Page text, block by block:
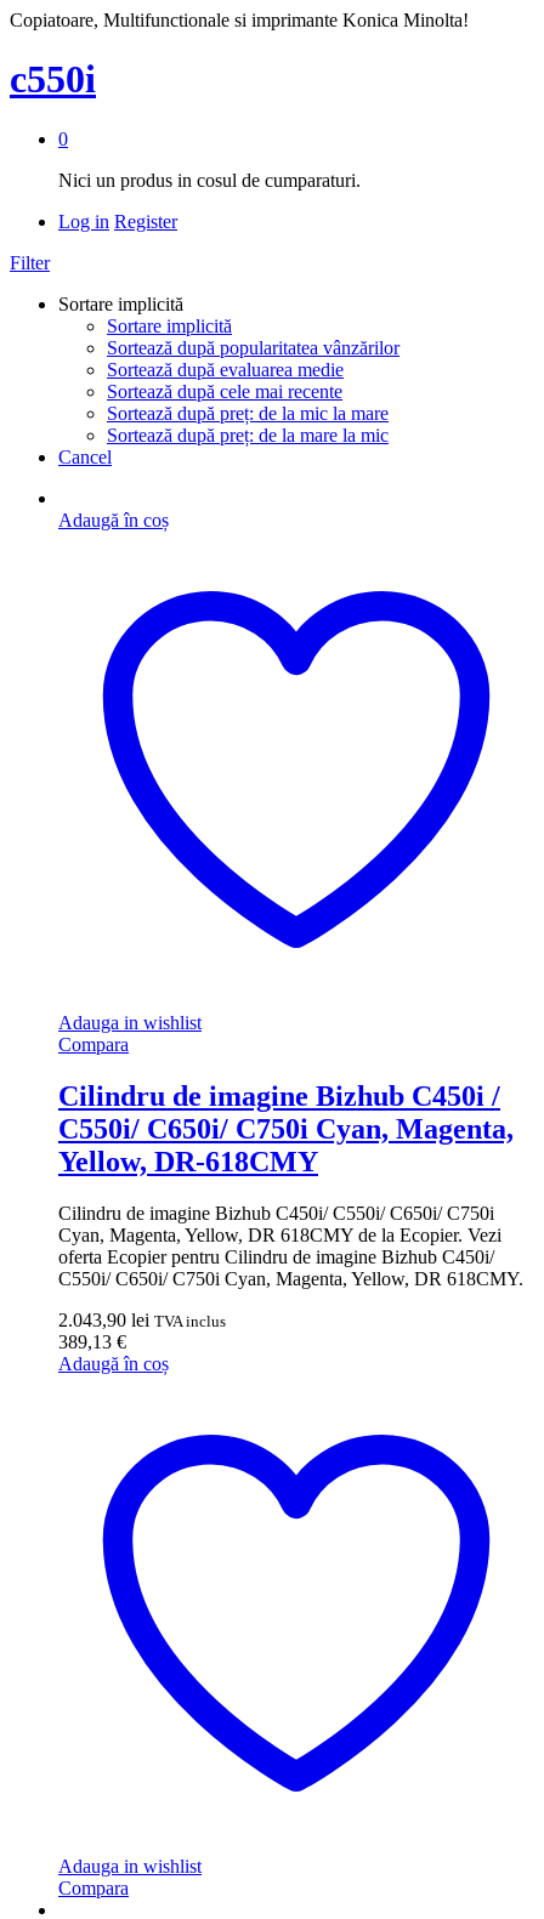
Copiatoare, Multifunctionale si imprimante Konica Minolta!
c550i
0
Nici un produs in cosul de cumparaturi.
Log in Register
Filter
Sortare implicită
Sortare implicită
Sortează după popularitatea vânzărilor
Sortează după evaluarea medie
Sortează după cele mai recente
Sortează după preț: de la mic la mare
Sortează după preț: de la mare la mic
Cancel
Adaugă în coș
Adauga in wishlist
Compara
Cilindru de imagine Bizhub C450i /
C550i/ C650i/ C750i Cyan, Magenta,
Yellow, DR-618CMY
Cilindru de imagine Bizhub C450i/ C550i/ C650i/ C750i
Cyan, Magenta, Yellow, DR 618CMY de la Ecopier. Vezi
oferta Ecopier pentru Cilindru de imagine Bizhub C450i/
C550i/ C650i/ C750i Cyan, Magenta, Yellow, DR 618CMY.
2.043,90 lei TVA inclus
389,13 €
Adaugă în coș
Adauga in wishlist
Compara